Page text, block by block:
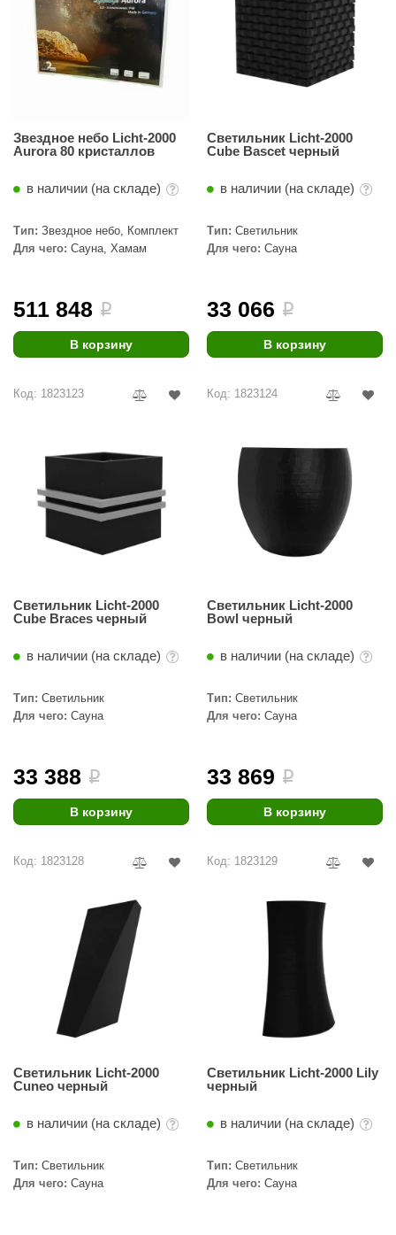
Звездное небо Licht-2000
Aurora 80 кристаллов
в наличии (на складе)
Тип: Звездное небо, Комплект
Для чего: Сауна, Хамам
511 848 i
В корзину
Светильник Licht-2000
Cube Bascet черный
в наличии (на складе)
Тип: Светильник
Для чего: Сауна
33 066 i
В корзину
Код: 1823123
Светильник Licht-2000
Cube Braces черный
в наличии (на складе)
Тип: Светильник
Для чего: Сауна
33 388 i
В корзину
Код: 1823124
Светильник Licht-2000
Bowl черный
в наличии (на складе)
Тип: Светильник
Для чего: Сауна
33 869 i
В корзину
Код: 1823128
Светильник Licht-2000
Cuneo черный
в наличии (на складе)
Тип: Светильник
Для чего: Сауна
Код: 1823129
Светильник Licht-2000 Lily
черный
в наличии (на складе)
Тип: Светильник
Для чего: Сауна